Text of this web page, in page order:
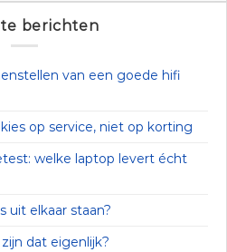
berichten
van een goede hifi
op service, niet op korting
welke laptop levert écht
uit elkaar staan?
dat eigenlijk?